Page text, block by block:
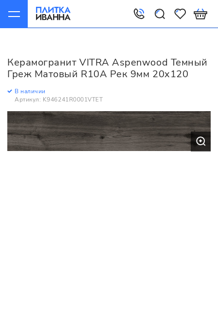
20x120
Керамогранит VITRA Aspenwood Темный
Греж Матовый R10A Рек 9мм 20x120
В наличии
Артикул: K946241R0001VTET